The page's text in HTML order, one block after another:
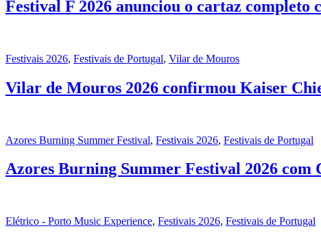
Festival F 2026 anunciou o cartaz
Festivais 2026, Festivais de Portugal, Vilar de Mouros
Vilar de Mouros 2026 confirmou Kaiser
Azores Burning Summer Festival, Festivais 2026, Festivais de Portugal
Azores Burning Summer Festival 2026
Elétrico - Porto Music Experience, Festivais 2026, Festivais de Portugal